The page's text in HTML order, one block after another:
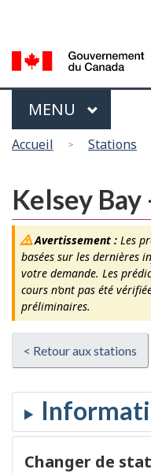
la
langue
Menu
MAIN
MENU
Vous
ici
Accueil Stations
Kelsey
Avertissement :Les
basées sur les dernières
votre demande. Les
cours n’ont pas été
préliminaires.
< Retour aux stations
Changer de